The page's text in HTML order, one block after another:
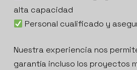
alta capacidad
Personal cualificado y
Nuestra experiencia nos
garantía incluso los proyectos